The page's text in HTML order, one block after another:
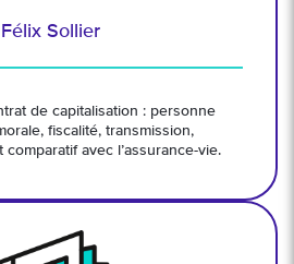
Félix Sollier
de capitalisation : personne
fiscalité, transmission,
avec l’assurance-vie.